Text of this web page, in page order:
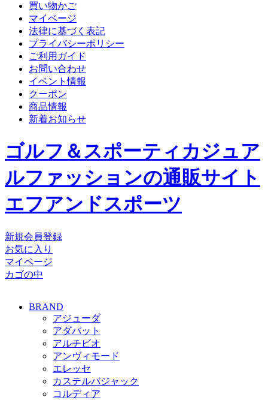
買い物かご
マイページ
法律に基づく表記
プライバシーポリシー
ご利用ガイド
お問い合わせ
イベント情報
クーポン
商品情報
新着お知らせ
ゴルフ＆スポーティカジュア
ルファッションの通販サイト
エフアンドスポーツ
新規会員登録
お気に入り
マイページ
カゴの中
BRAND
アジューダ
アダバット
アルチビオ
アンヴィモード
エレッセ
カステルバジャック
コルディア